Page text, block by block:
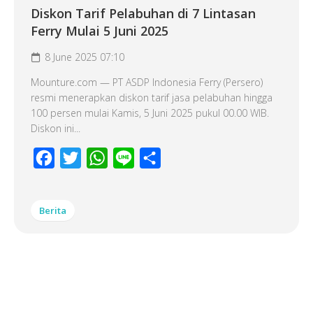
Diskon Tarif Pelabuhan di 7 Lintasan
Ferry Mulai 5 Juni 2025
8 June 2025 07:10
Mounture.com — PT ASDP Indonesia Ferry (Persero)
resmi menerapkan diskon tarif jasa pelabuhan hingga
100 persen mulai Kamis, 5 Juni 2025 pukul 00.00 WIB.
Diskon ini...
Facebook
Twitter WhatsApp
Line
Berita